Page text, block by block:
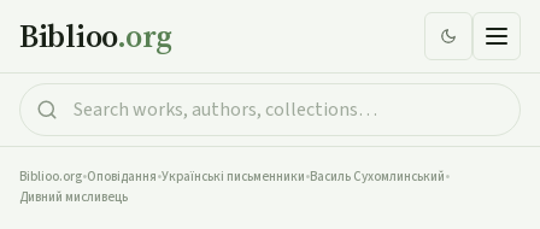
Biblioo.org
Biblioo.org•Оповідання•Українські письменники•Василь Сухомлинський•
Дивний мисливець